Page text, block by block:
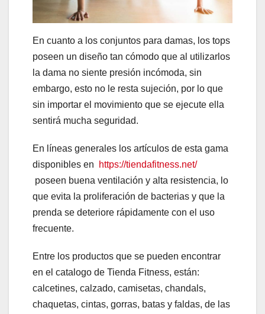
En cuanto a los conjuntos para damas, los tops
poseen un diseño tan cómodo que al utilizarlos
la dama no siente presión incómoda, sin
embargo, esto no le resta sujeción, por lo que
sin importar el movimiento que se ejecute ella
sentirá mucha seguridad.
En líneas generales los artículos de esta gama
disponibles en
https://tiendafitness.net/
poseen buena ventilación y alta resistencia, lo
que evita la proliferación de bacterias y que la
prenda se deteriore rápidamente con el uso
frecuente.
Entre los productos que se pueden encontrar
en el catalogo de Tienda Fitness, están:
calcetines, calzado, camisetas, chandals,
chaquetas, cintas, gorras, batas y faldas, de las